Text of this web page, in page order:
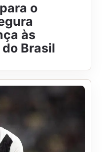
o
às
Brasil